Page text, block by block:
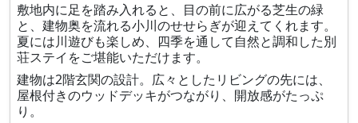
敷地内に足を踏み入れると、目の前に広がる芝生の緑
と、建物奥を流れる小川のせせらぎが迎えてくれます。
夏には川遊びも楽しめ、四季を通して自然と調和した別
荘ステイをご堪能いただけます。
建物は2階玄関の設計。広々としたリビングの先には、
屋根付きのウッドデッキがつながり、開放感がたっぷ
り。